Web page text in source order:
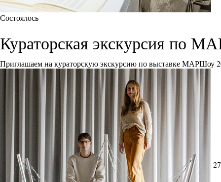
Состоялось
Кураторская экскурсия по
Приглашаем на кураторскую экскурсию по выставке МАРШоу